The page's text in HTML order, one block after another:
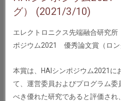
グ） (2021/3/10)
エレクトロニクス先端融合研究
ポジウム2021 優秀論文賞（ロン
本賞は、HAIシンポジウム2021に
て、運営委員およびプログラム
べき優れた研究であると評価され